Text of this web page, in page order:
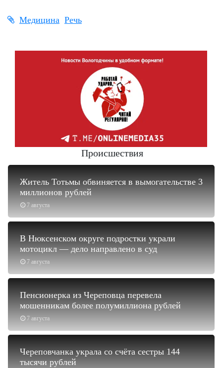
Медицина Речь
Происшествия
7 августа
Житель Тотьмы обвиняется в вымогательстве 3
миллионов рублей
7 августа
В Нюксенском округе подростки украли
мотоцикл — дело направлено в суд
7 августа
Пенсионерка из Череповца перевела
мошенникам более полумиллиона рублей
Череповчанка украла со счёта сестры 144
тысячи рублей